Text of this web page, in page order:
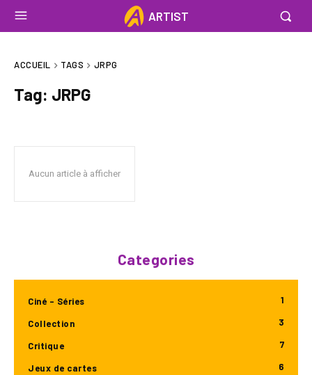
ARTIST
ACCUEIL TAGS JRPG
Tag: JRPG
Aucun article à afficher
Categories
Ciné - Séries 1
Collection 3
Critique 7
Jeux de cartes 6